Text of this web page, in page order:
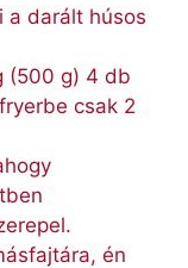
a darált húsos
(500 g) 4 db
csak 2
én